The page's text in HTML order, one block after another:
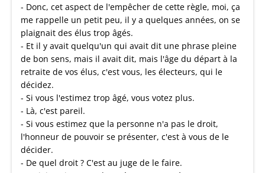
- Donc, cet aspect de l'empêcher de cette règle, moi, ça
me rappelle un petit peu, il y a quelques années, on se
plaignait des élus trop âgés.
- Et il y avait quelqu'un qui avait dit une phrase pleine
de bon sens, mais il avait dit, mais l'âge du départ à la
retraite de vos élus, c'est vous, les électeurs, qui le
décidez.
- Si vous l'estimez trop âgé, vous votez plus.
- Là, c'est pareil.
- Si vous estimez que la personne n'a pas le droit,
l'honneur de pouvoir se présenter, c'est à vous de le
décider.
- De quel droit ? C'est au juge de le faire.